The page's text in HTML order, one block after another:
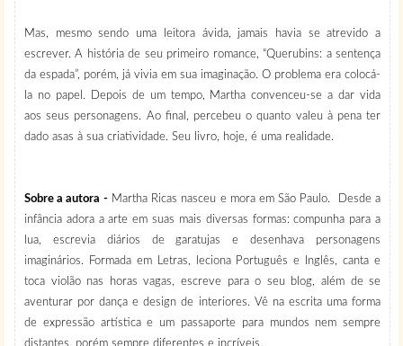
Mas, mesmo sendo uma leitora ávida, jamais havia se atrevido a
escrever. A história de seu primeiro romance, “Querubins: a sentença
da espada”, porém, já vivia em sua imaginação. O problema era colocá-
la no papel. Depois de um tempo, Martha convenceu-se a dar vida
aos seus personagens. Ao final, percebeu o quanto valeu à pena ter
dado asas à sua criatividade. Seu livro, hoje, é uma realidade.
Sobre a autora -Martha Ricas nasceu e mora em São Paulo. Desde a
infância adora a arte em suas mais diversas formas: compunha para a
lua, escrevia diários de garatujas e desenhava personagens
imaginários. Formada em Letras, leciona Português e Inglês, canta e
toca violão nas horas vagas, escreve para o seu blog, além de se
aventurar por dança e design de interiores. Vê na escrita uma forma
de expressão artística e um passaporte para mundos nem sempre